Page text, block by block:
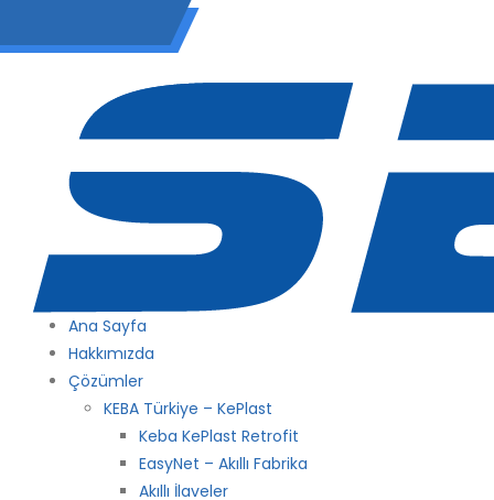
Ana Sayfa
Hakkımızda
Çözümler
KEBA Türkiye – KePlast
Keba KePlast Retrofit
EasyNet – Akıllı Fabrika
Akıllı İlaveler